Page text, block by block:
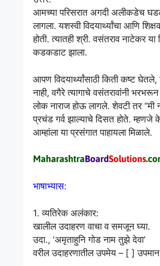
आमच्या परिसरात अगदी अलीकडेच
लागला. यशस्वी विदयार्थ्यांचा आणि
होती. त्यातही श्री. वसंतराव नाटेकर
कडकडाट झाला.
आपण विदयार्थ्यांसाठी किती कष्ट
नाही, वगैरे त्यागाचे वसंतरावांनी
लोक नाराज होऊ लागले. शेवटी तर “मी
प्रचंड गर्व झाल्याचे दिसत होते. म्हणजे
आम्हांला या प्रसंगात पाहायला मिळाले.
भाषाभ्यास:
1. व्यतिरेक अलंकार:
खालील उदाहरण वाचा व समजून घ्या.
उदा., ‘अमृताहुनि गोड नाम तुझे देवा’
वरील उदाहरणातील उपमेय – [ ]